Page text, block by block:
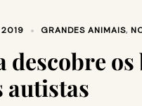
2019 GRANDES ANIMAIS,
descobre
autistas